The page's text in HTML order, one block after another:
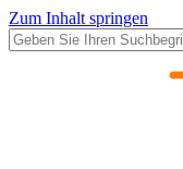
Zum Inhalt springen